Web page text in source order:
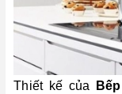
Thiết kế của